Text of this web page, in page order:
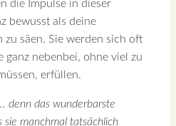
die Impulse in dieser
bewusst als deine
zu säen. Sie werden sich oft
ganz nebenbei, ohne viel zu
erfüllen.
denn das wunderbarste
sie manchmal tatsächlich